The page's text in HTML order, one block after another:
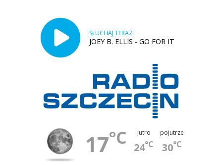
SŁUCHAJ TERAZ
JOEY B. ELLIS - GO FOR IT
17°C jutro
24°C
pojutrze
30°C